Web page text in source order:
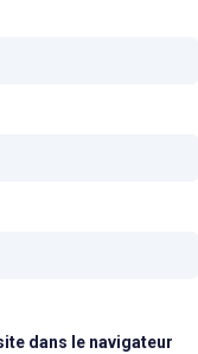
dans le navigateur